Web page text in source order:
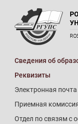
Сведения об
Реквизиты
Электронная почта
Приемная
Отдел по связям с